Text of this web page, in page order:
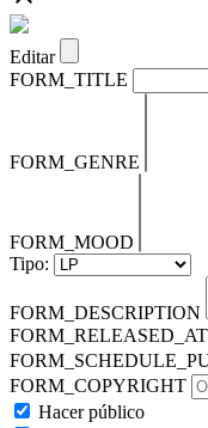
Editar
FORM_TITLE
FORM_GENRE
FORM_MOOD
Tipo:
FORM_DESCRIPTION
FORM_RELEASED_AT
FORM_COPYRIGHT
Hacer público